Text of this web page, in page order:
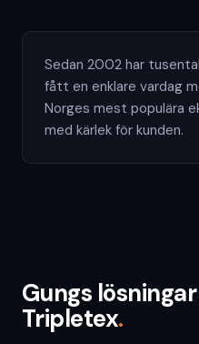
Sedan 2002 har
fått en enklare vardag
Norges mest populära
med kärlek för kunden.
Gungs
Tripletex.